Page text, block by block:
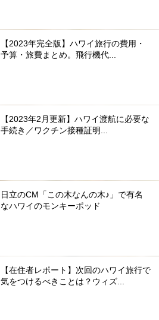
【2023年完全版】ハワイ旅行の費用・
予算・旅費まとめ。飛行機代...
【2023年2月更新】ハワイ渡航に必要な
手続き／ワクチン接種証明...
日立のCM「この木なんの木♪」で有名
なハワイのモンキーポッド
【在住者レポート】次回のハワイ旅行で
気をつけるべきことは？ウィズ...